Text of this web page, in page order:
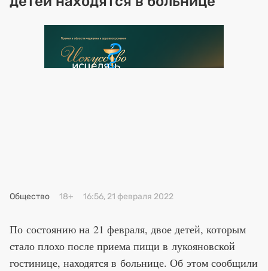
Здоровье
BORЩ
Общество 18+ 16:56, 21 февраля 2022
По состоянию на 21 февраля, двое детей, которым
стало плохо после приема пищи в лукояновской
гостинице, находятся в больнице. Об этом сообщили